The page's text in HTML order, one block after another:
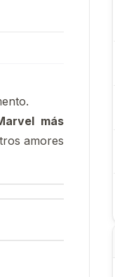
más
amores